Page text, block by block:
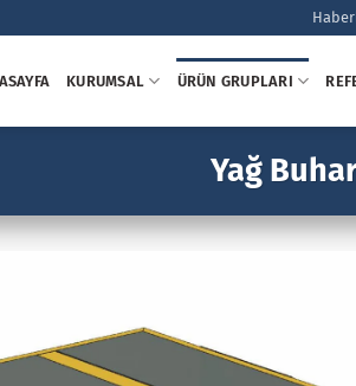
KURUMSAL ÜRÜN GRUPLARI
Yağ